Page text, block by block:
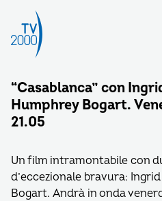
“Casablanca” con
Humphrey Bogart.
21.05
Un film intramontabile con
d’eccezionale bravura:
Bogart. Andrà in onda